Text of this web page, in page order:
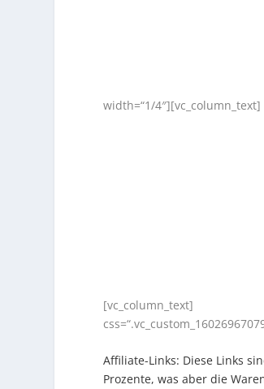
width=“1/4″][vc_column_text]
[vc_column_text]
Affiliate-Links: Diese Links
Prozente, was aber die